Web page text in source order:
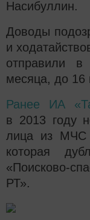
Насибуллин.
Доводы
и
отправили
месяца, до 16
Ранее ИА
в 2013 году
лица из МЧС
которая
«Поисково-
РТ».